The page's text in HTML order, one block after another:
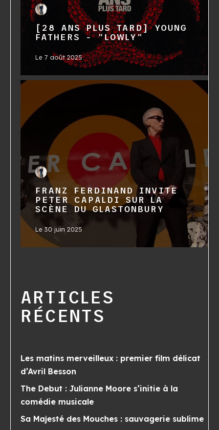
[28 ANS PLUS TARD] YOUNG
FATHERS - "LOWLY"
Le7 août 2025
FRANZ FERDINAND INVITE
PETER CAPALDI SUR LA
SCÈNE DU GLASTONBURY
Le30 juin 2025
ARTICLES
RÉCENTS
Les matins merveilleux : premier film délicat
d’Avril Besson
The Debut : Julianne Moore s’initie à la
comédie musicale
Sa Majesté des Mouches : sauvagerie sublime